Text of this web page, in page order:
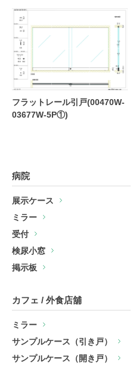
フラットレール引戸(00470W-
03677W-5P①)
病院
展示ケース
ミラー
受付
検尿小窓
掲示板
カフェ / 外食店舖
ミラー
サンプルケース（引き戸）
サンプルケース（開き戸）